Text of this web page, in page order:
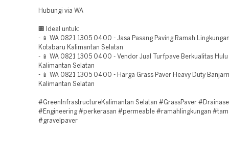
Hubungi via WA
🏢 Ideal untuk:
- 📱 WA 0821 1305 0400 - Jasa Pasang Paving Ramah
Kotabaru Kalimantan Selatan
- 📱 WA 0821 1305 0400 - Vendor Jual Turfpave Berkualitas
Kalimantan Selatan
- 📱 WA 0821 1305 0400 - Harga Grass Paver Heavy Duty
Kalimantan Selatan
#GreenInfrastructureKalimantan Selatan #GrassPaver #Drainase
#Engineering #perkerasan #permeable #ramahlingkungan
#gravelpaver